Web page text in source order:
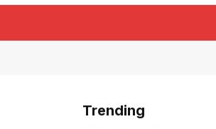
Trending